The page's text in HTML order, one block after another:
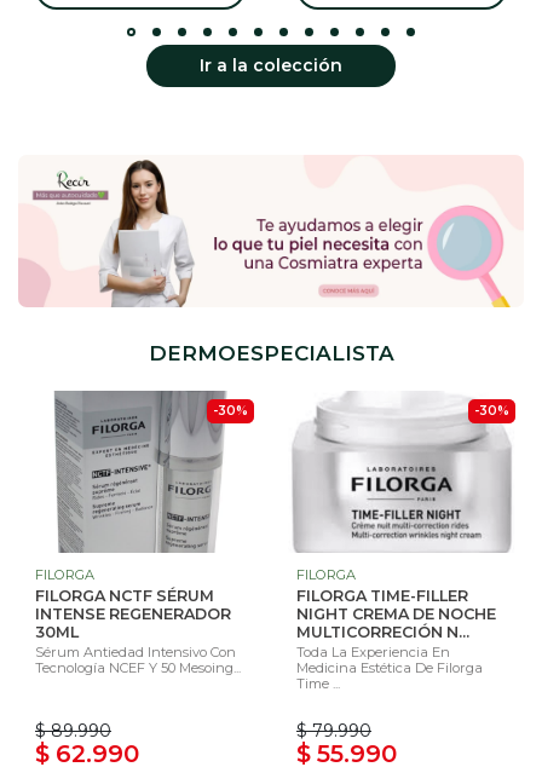
Ir a la colección
DERMOESPECIALISTA
-30%
FILORGA
FILORGA NCTF SÉRUM
INTENSE REGENERADOR
30ML
Sérum Antiedad Intensivo Con
Tecnología NCEF Y 50 Mesoing...
$ 89.990
$ 62.990
-30%
FILORGA
FILORGA TIME-FILLER
NIGHT CREMA DE NOCHE
MULTICORRECIÓN N...
Toda La Experiencia En
Medicina Estética De Filorga
Time ...
$ 79.990
$ 55.990